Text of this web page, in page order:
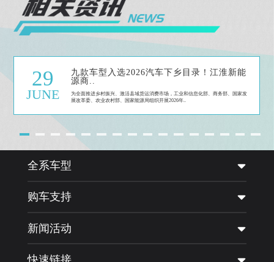
8×4（工程） Y3X00
29
JUNE
九款车型入选2026汽车下乡目录！江淮新能
源商..
为全面推进乡村振兴、激活县域货运消费市场，工业和信息化部、商务部、国家发
展改革委、农业农村部、国家能源局组织开展2026年..
全系车型
购车支持
新闻活动